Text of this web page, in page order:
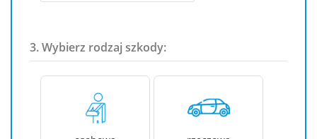
3. Wybierz rodzaj szkody: